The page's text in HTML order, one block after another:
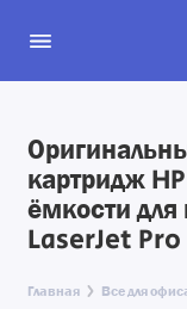
картридж
ёмкости
LaserJet Pro
Главная Все для